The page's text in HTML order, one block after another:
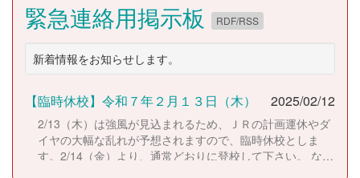
緊急連絡用掲示板 RDF/RSS
新着情報をお知らせします。
【臨時休校】令和７年２月１３日（木） 2025/02/12
2/13（木）は強風が見込まれるため、ＪＲの計画運休やダ
イヤの大幅な乱れが予想されますので、臨時休校としま
す。2/14（金）より、通常どおりに登校して下さい。 な